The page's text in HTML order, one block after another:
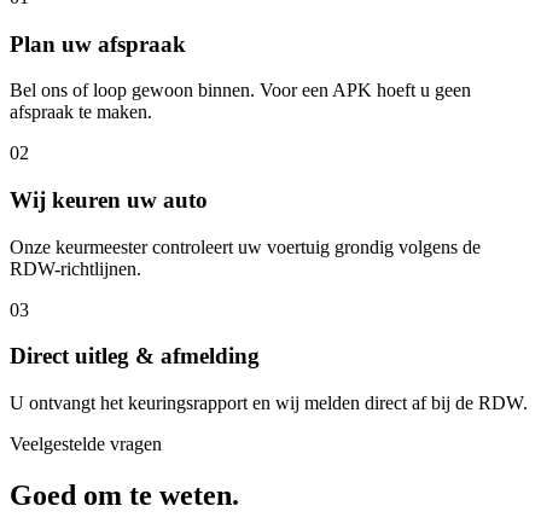
Plan uw afspraak
Bel ons of loop gewoon binnen. Voor een APK hoeft u geen
afspraak te maken.
02
Wij keuren uw auto
Onze keurmeester controleert uw voertuig grondig volgens de
RDW-richtlijnen.
03
Direct uitleg & afmelding
U ontvangt het keuringsrapport en wij melden direct af bij de RDW.
Veelgestelde vragen
Goed om te weten.